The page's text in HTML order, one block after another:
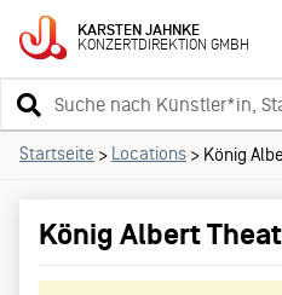
KARSTENJAHNKE
KONZERTDIREKTIONGMBH
Suchbegriff
eingeben
Startseite > Locations > König
König Albert